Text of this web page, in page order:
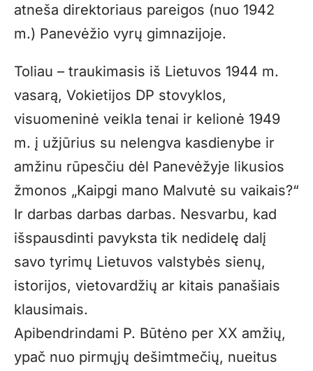
atneša direktoriaus pareigos (nuo 1942
m.) Panevėžio vyrų gimnazijoje.
Toliau – traukimasis iš Lietuvos 1944 m.
vasarą, Vokietijos DP stovyklos,
visuomeninė veikla tenai ir kelionė 1949
m. į užjūrius su nelengva kasdienybe ir
amžinu rūpesčiu dėl Panevėžyje likusios
žmonos „Kaipgi mano Malvutė su vaikais?“
Ir darbas darbas darbas. Nesvarbu, kad
išspausdinti pavyksta tik nedidelę dalį
savo tyrimų Lietuvos valstybės sienų,
istorijos, vietovardžių ar kitais panašiais
klausimais.
Apibendrindami P. Būtėno per XX amžių,
ypač nuo pirmųjų dešimtmečių, nueitus